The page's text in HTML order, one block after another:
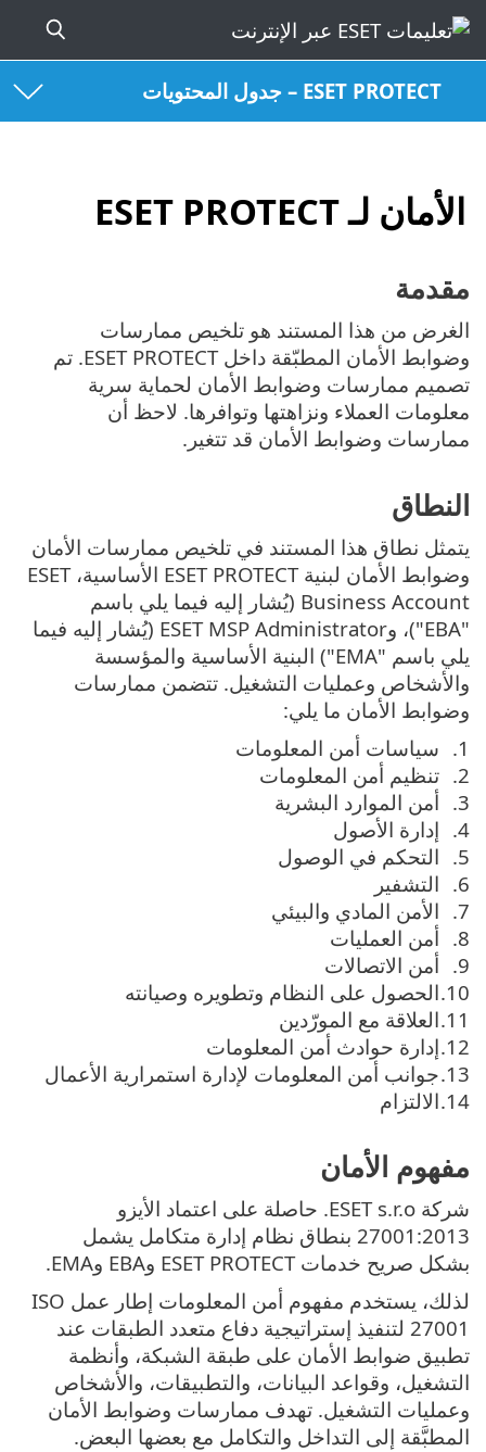
ESET PROTECT – جدول المحتويات
الأمان لـ ESET PROTECT
مقدمة
الغرض من هذا المستند هو تلخيص ممارسات
وضوابط الأمان المطبّقة داخل ESET PROTECT. تم
تصميم ممارسات وضوابط الأمان لحماية سرية
معلومات العملاء ونزاهتها وتوافرها. لاحظ أن
ممارسات وضوابط الأمان قد تتغير.
النطاق
يتمثل نطاق هذا المستند في تلخيص ممارسات الأمان
وضوابط الأمان لبنية ESET PROTECT الأساسية، ESET
Business Account (يُشار إليه فيما يلي باسم
"EBA")، وESET MSP Administrator (يُشار إليه فيما
يلي باسم "EMA") البنية الأساسية والمؤسسة
والأشخاص وعمليات التشغيل. تتضمن ممارسات
وضوابط الأمان ما يلي:
سياسات أمن المعلومات
تنظيم أمن المعلومات
أمن الموارد البشرية
إدارة الأصول
التحكم في الوصول
التشفير
الأمن المادي والبيئي
أمن العمليات
أمن الاتصالات
الحصول على النظام وتطويره وصيانته
العلاقة مع المورّدين
إدارة حوادث أمن المعلومات
جوانب أمن المعلومات لإدارة استمرارية الأعمال
الالتزام
مفهوم الأمان
شركة ESET s.r.o. حاصلة على اعتماد الأيزو
27001:2013 بنطاق نظام إدارة متكامل يشمل
بشكل صريح خدمات ESET PROTECT وEBA وEMA.
لذلك، يستخدم مفهوم أمن المعلومات إطار عمل ISO
27001 لتنفيذ إستراتيجية دفاع متعدد الطبقات عند
تطبيق ضوابط الأمان على طبقة الشبكة، وأنظمة
التشغيل، وقواعد البيانات، والتطبيقات، والأشخاص
وعمليات التشغيل. تهدف ممارسات وضوابط الأمان
المطبَّقة إلى التداخل والتكامل مع بعضها البعض.